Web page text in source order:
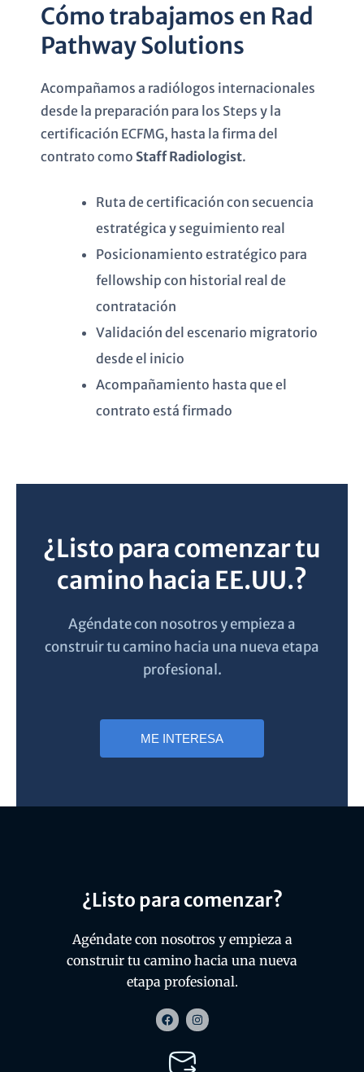
Cómo trabajamos en Rad
Pathway Solutions
Acompañamos a radiólogos internacionales
desde la preparación para los Steps y la
certificación ECFMG, hasta la firma del
contrato como Staff Radiologist.
Ruta de certificación con secuencia
estratégica y seguimiento real
Posicionamiento estratégico para
fellowship con historial real de
contratación
Validación del escenario migratorio
desde el inicio
Acompañamiento hasta que el
contrato está firmado
¿Listo para comenzar tu
camino hacia EE.UU.?
Agéndate con nosotros y empieza a
construir tu camino hacia una nueva etapa
profesional.
ME INTERESA
¿Listo para comenzar?
Agéndate con nosotros y empieza a
construir tu camino hacia una nueva
etapa profesional.
F
a
c
b
I
n
s